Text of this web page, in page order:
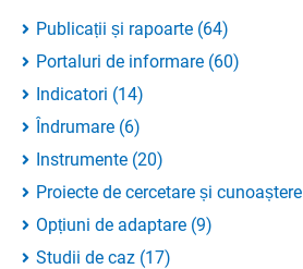
Publicații și rapoarte (64)
Portaluri de informare (60)
Indicatori (14)
Îndrumare (6)
Instrumente (20)
Proiecte de cercetare și cunoaștere
Opțiuni de adaptare (9)
Studii de caz (17)